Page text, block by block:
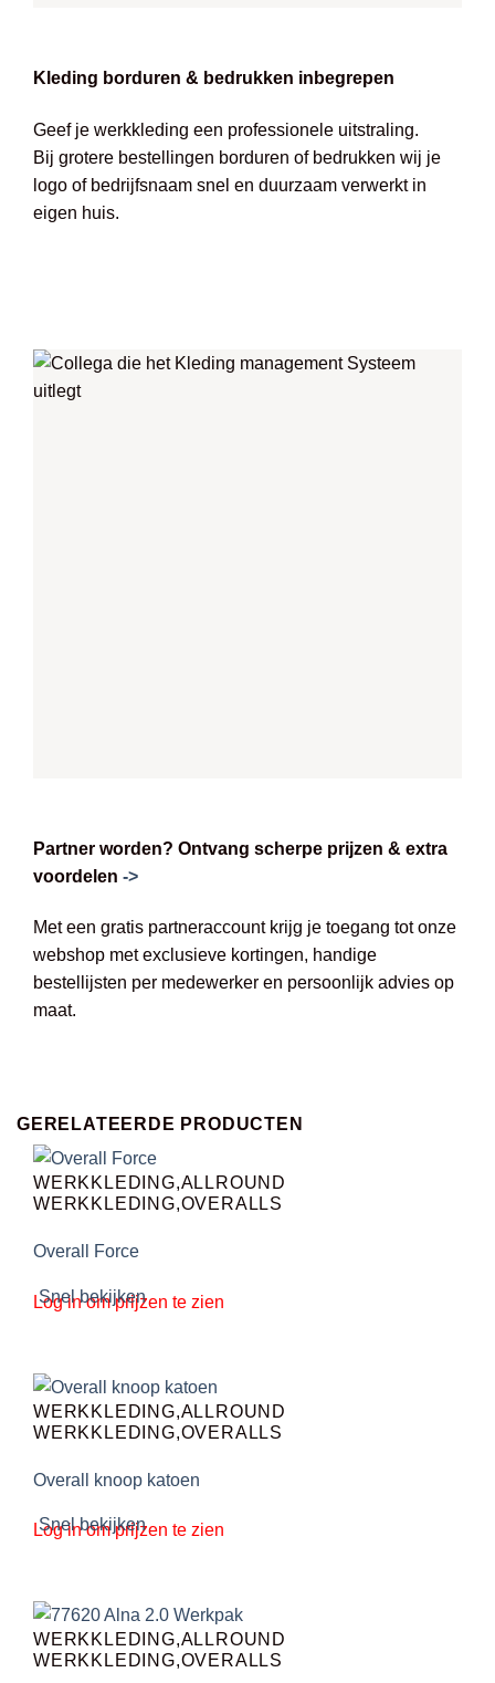
Kleding borduren & bedrukken inbegrepen
Geef je werkkleding een professionele uitstraling.
Bij grotere bestellingen borduren of bedrukken wij je
logo of bedrijfsnaam snel en duurzaam verwerkt in
eigen huis.
Partner worden? Ontvang scherpe prijzen & extra
voordelen ->
Met een gratis partneraccount krijg je toegang tot onze
webshop met exclusieve kortingen, handige
bestellijsten per medewerker en persoonlijk advies op
maat.
GERELATEERDE PRODUCTEN
Snel bekijken
WERKKLEDING,ALLROUND
WERKKLEDING,OVERALLS
Overall Force
Log in om prijzen te zien
Snel bekijken
WERKKLEDING,ALLROUND
WERKKLEDING,OVERALLS
Overall knoop katoen
Log in om prijzen te zien
WERKKLEDING,ALLROUND
WERKKLEDING,OVERALLS